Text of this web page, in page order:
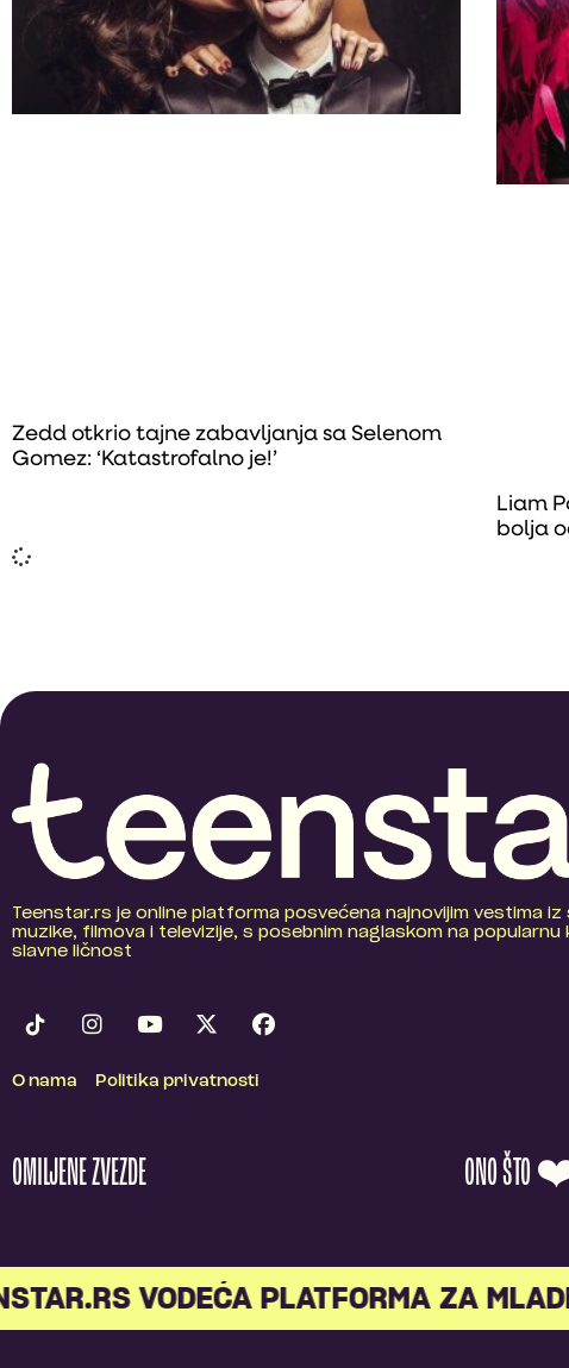
Zedd otkrio tajne zabavljanja sa Selenom
Gomez: ‘Katastrofalno je!’
Liam
bolja
Teenstar.rs je online platforma posvećena najnovijim vestima iz
muzike, filmova i televizije, s posebnim naglaskom na popularnu
slavne ličnost
O nama Politika privatnosti
OMILJENE ZVEZDE ONO ŠTO
VODEĆA PLATFORMA ZA MLADE